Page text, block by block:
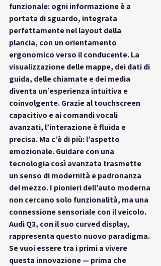
funzionale: ogni informazione è a
portata di sguardo, integrata
perfettamente nel layout della
plancia, con un orientamento
ergonomico verso il conducente. La
visualizzazione delle mappe, dei dati di
guida, delle chiamate e dei media
diventa un’esperienza intuitiva e
coinvolgente. Grazie al touchscreen
capacitivo e ai comandi vocali
avanzati, l’interazione è fluida e
precisa. Ma c’è di più: l’aspetto
emozionale. Guidare con una
tecnologia così avanzata trasmette
un senso di modernità e padronanza
del mezzo. I pionieri dell’auto moderna
non cercano solo funzionalità, ma una
connessione sensoriale con il veicolo.
Audi Q3, con il suo curved display,
rappresenta questo nuovo paradigma.
Se vuoi essere tra i primi a vivere
questa innovazione — prima che